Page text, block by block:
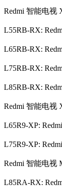
Redmi 智能电视
L55RB-RX:
L65RB-RX:
L75RB-RX:
L85RB-RX:
Redmi 智能电视
L65R9-XP:
L75R9-XP:
Redmi 智能电视
L85RA-RX: